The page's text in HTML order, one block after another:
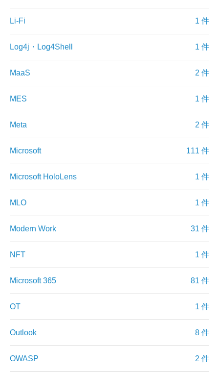
Li-Fi 1 件
Log4j・Log4Shell 1 件
MaaS 2 件
MES 1 件
Meta 2 件
Microsoft 111 件
Microsoft HoloLens 1 件
MLO 1 件
Modern Work 31 件
NFT 1 件
Microsoft 365 81 件
OT 1 件
Outlook 8 件
OWASP 2 件